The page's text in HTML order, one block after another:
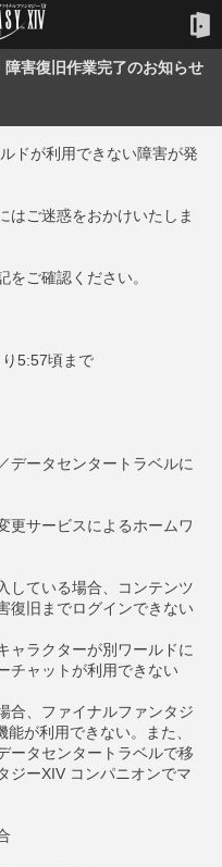
害復旧作業完了のお知らせ
ドが利用できない障害が発
はご迷惑をおかけいたしま
ご確認ください。
5:57頃まで
データセンタートラベルに
更サービスによるホームワ
している場合、コンテンツ
復旧までログインできない
ャラクターが別ワールドに
チャットが利用できない
合、ファイナルファンタジ
が利用できない。また、
ータセンタートラベルで移
ジーXIV コンパニオンでマ